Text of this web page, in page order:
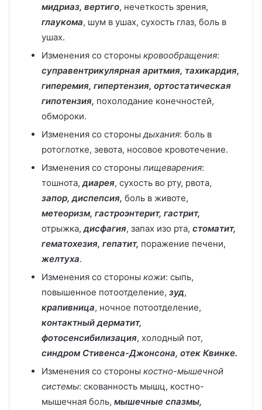
мидриаз, вертиго, нечеткость зрения,
глаукома, шум в ушах, сухость глаз, боль в
ушах.
Изменения со стороны кровообращения:
суправентрикулярная аритмия, тахикардия,
гиперемия, гипертензия, ортостатическая
гипотензия, похолодание конечностей,
обмороки.
Изменения со стороны дыхания: боль в
ротоглотке, зевота, носовое кровотечение.
Изменения со стороны пищеварения:
тошнота,диарея, сухость во рту, рвота,
запор, диспепсия, боль в животе,
метеоризм, гастроэнтерит, гастрит,
отрыжка,дисфагия, запах изо рта, стоматит,
гематохезия, гепатит, поражение печени,
желтуха.
Изменения со стороны кожи: сыпь,
повышенное потоотделение, зуд,
крапивница, ночное потоотделение,
контактный дерматит,
фотосенсибилизация, холодный пот,
синдром Стивенса-Джонсона, отек Квинке.
Изменения со стороны костно-мышечной
системы: скованность мышц, костно-
мышечная боль, мышечные спазмы,